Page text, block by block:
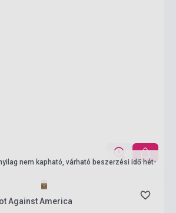
nem kapható, várható beszerzési idő hét-
Against America